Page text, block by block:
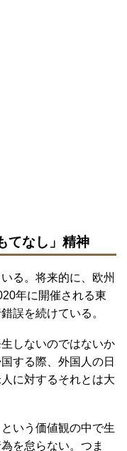
てなし」精神
る。将来的に、欧州
年に開催される東
誤を続けている。
しないのではないか
する際、外国人の日
に対するそれとは大
いう価値観の中で生
を怠らない。つま